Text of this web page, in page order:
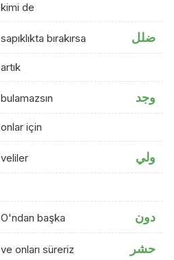
kimi de
sapıklıkta bırakırsa ضلل
artık
bulamazsın وجد
onlar için
veliler ولي
O'ndan başka دون
ve onları süreriz حشر